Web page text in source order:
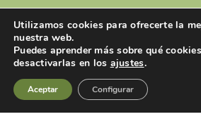
Utilizamos cookies para ofrecerte la
nuestra web.
Puedes aprender más sobre qué
desactivarlas en los ajustes.
Aceptar Configurar